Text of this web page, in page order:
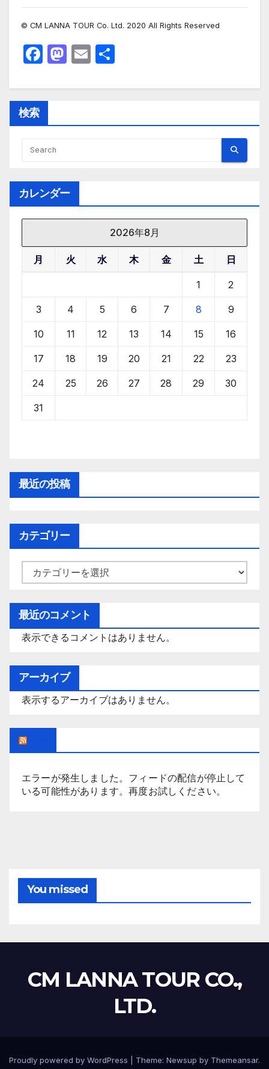
© CM LANNA TOUR Co. Ltd. 2020 All Rights Reserved
F
c
b
o
k
M
st
d
E
ail
検索
カレンダー
2026年8月
月 火 水 木 金 土 日
1 2
3 4 5 6 7 8 9
10 11 12 13 14 15 16
17 18 19 20 21 22 23
24 25 26 27 28 29 30
31
最近の投稿
カテゴリー
テ
ゴ
リ
ー
最近のコメント
表示できるコメントはありません。
アーカイブ
表示するアーカイブはありません。
エラーが発生しました。フィードの配信が停止して
いる可能性があります。再度お試しください。
You missed
CM LANNA TOUR CO.,
LTD.
Proudly powered by WordPress Theme: Newsup by Themeansar.